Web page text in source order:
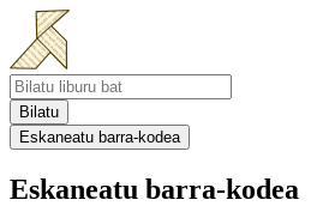
Bilatu
Eskaneatu barra-kodea
Eskaneatu barra-kodea